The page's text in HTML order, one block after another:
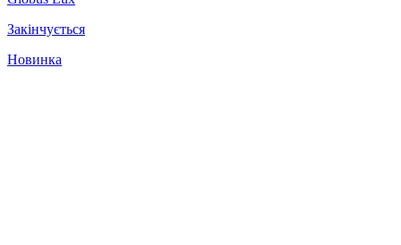
Закінчується
Новинка